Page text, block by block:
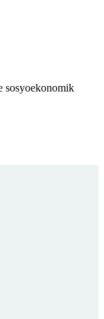
sosyoekonomik